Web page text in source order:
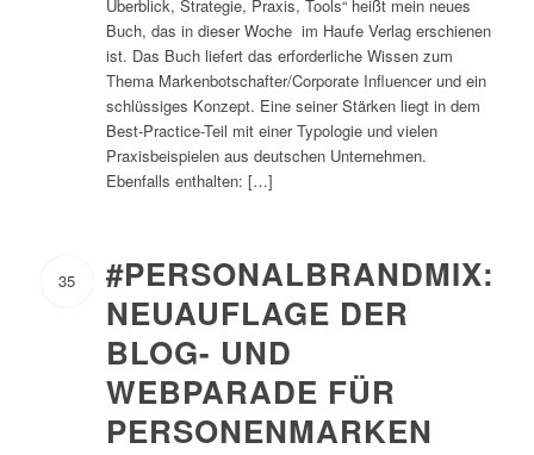
Überblick, Strategie, Praxis, Tools“ heißt mein neues
Buch, das in dieser Woche im Haufe Verlag erschienen
ist. Das Buch liefert das erforderliche Wissen zum
Thema Markenbotschafter/Corporate Influencer und ein
schlüssiges Konzept. Eine seiner Stärken liegt in dem
Best-Practice-Teil mit einer Typologie und vielen
Praxisbeispielen aus deutschen Unternehmen.
Ebenfalls enthalten: […]
35
#PERSONALBRANDMIX:
NEUAUFLAGE DER
BLOG- UND
WEBPARADE FÜR
PERSONENMARKEN